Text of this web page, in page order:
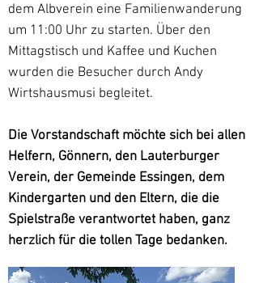
dem Albverein eine Familienwanderung
um 11:00 Uhr zu starten. Über den
Mittagstisch und Kaffee und Kuchen
wurden die Besucher durch Andy
Wirtshausmusi begleitet.
Die Vorstandschaft möchte sich bei allen
Helfern, Gönnern, den Lauterburger
Verein, der Gemeinde Essingen, dem
Kindergarten und den Eltern, die die
Spielstraße verantwortet haben, ganz
herzlich für die tollen Tage bedanken.